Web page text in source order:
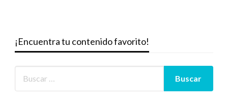
¡Encuentra tu contenido favorito!